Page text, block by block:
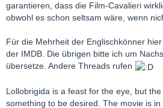
garantieren, dass die Film-Cavalieri
obwohl es schon seltsam wäre, wenn
Für die Mehrheit der Englischkönner
der IMDB. Die übrigen bitte ich um
übersetze. Andere Threads rufen
Lollobrigida is a feast for the eye, but
something to be desired. The movie is in